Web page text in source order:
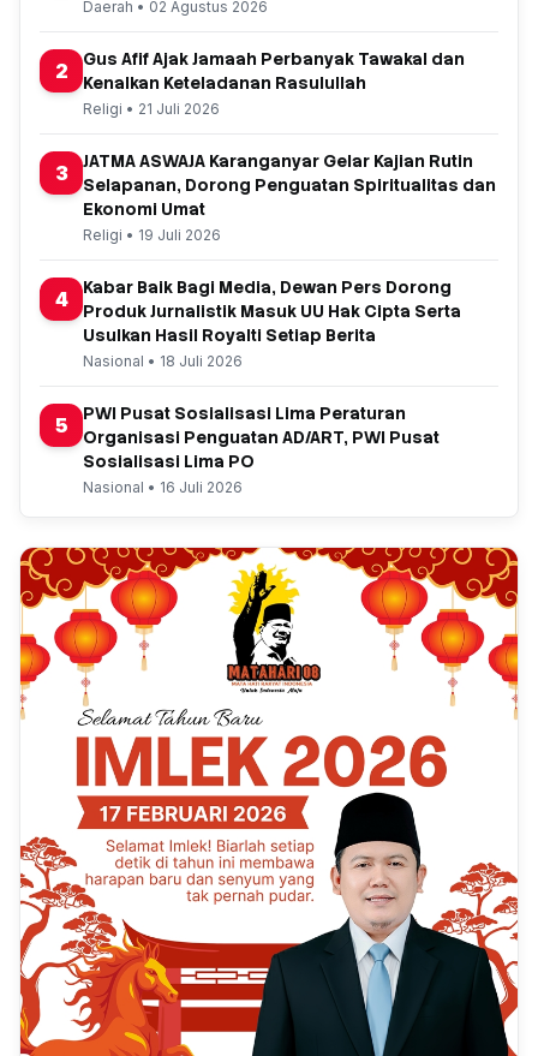
Daerah • 02 Agustus 2026
2
Gus Afif Ajak Jamaah Perbanyak Tawakal dan
Kenalkan Keteladanan Rasulullah
Religi • 21 Juli 2026
3
JATMA ASWAJA Karanganyar Gelar Kajian Rutin
Selapanan, Dorong Penguatan Spiritualitas dan
Ekonomi Umat
Religi • 19 Juli 2026
4
Kabar Baik Bagi Media, Dewan Pers Dorong
Produk Jurnalistik Masuk UU Hak Cipta Serta
Usulkan Hasil Royalti Setiap Berita
Nasional • 18 Juli 2026
5
PWI Pusat Sosialisasi Lima Peraturan
Organisasi Penguatan AD/ART, PWI Pusat
Sosialisasi Lima PO
Nasional • 16 Juli 2026